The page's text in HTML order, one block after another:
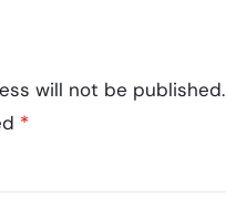
will not be published.
*